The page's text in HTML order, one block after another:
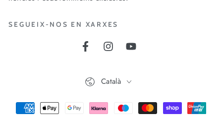
aquí
SEGUEIX-NOS EN XARXES
FacebookInstagramYouTube
Català
Mètodes